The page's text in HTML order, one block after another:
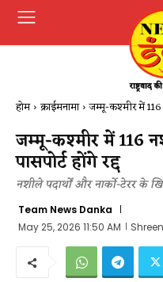
होम क्राईमनामा जम्मू-कश्मीर में 116
जम्मू-कश्मीर में 116
पासपोर्ट होंगे रद्द
नशीले पदार्थों और नार्को-टेरर के
Team News Danka
May 25, 2026 11:50 AM